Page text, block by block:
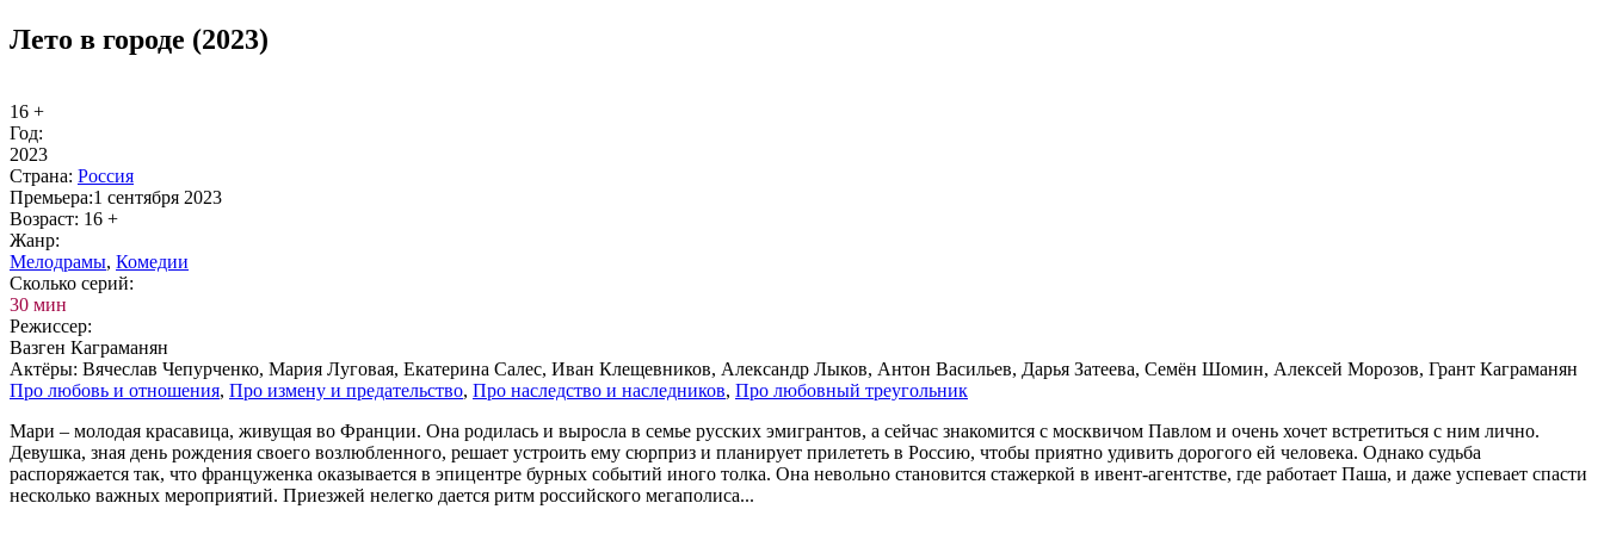
Лето в городе (2023)
16 +
Год:
2023
Стра­на: Рос­сия
Пре­мье­ра:1 сентября 2023
Воз­раст: 16 +
Жанр:
Ме­ло­дра­мы, Ко­ме­дии
Сколь­ко се­рий:
30 мин
Ре­жис­сер:
Вазген Каграманян
Ак­тё­ры: Вячеслав Чепурченко, Мария Луговая, Екатерина Салес, Иван Клещевников, Александр Лыков, Антон Васильев, Дарья Затеева, Семён Шомин, Алексей Морозов, Грант Каграманян
Про лю­бовь и от­но­ше­ния, Про из­ме­ну и пре­да­тель­ст­во, Про на­след­ст­во и на­след­ни­ков, Про лю­бов­ный тре­уголь­ник
Мари – молодая красавица, живущая во Франции. Она родилась и выросла в семье русских эмигрантов, а сейчас знакомится с москвичом Павлом и очень хочет встретиться с ним лично.
Девушка, зная день рождения своего возлюбленного, решает устроить ему сюрприз и планирует прилететь в Россию, чтобы приятно удивить дорогого ей человека. Однако судьба
распоряжается так, что француженка оказывается в эпицентре бурных событий иного толка. Она невольно становится стажеркой в ивент-агентстве, где работает Паша, и даже успевает спасти
несколько важных мероприятий. Приезжей нелегко дается ритм российского мегаполиса...